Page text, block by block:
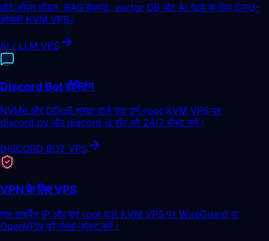
छोटे ओपन मॉडल, RAG बैकएंड, vector DB और AI गेटवे के लिए CPU-
ओनली KVM VPS।
AI / LLM VPS
Discord Bot होस्टिंग
NVMe और DDoS सुरक्षा वाले एक पूर्ण-root KVM VPS पर
discord.py और discord.js बॉट को 24/7 होस्ट करें।
DISCORD BOT VPS
VPN के लिए VPS
एक समर्पित IP और पूर्ण root वाले KVM VPS पर WireGuard या
OpenVPN को सेल्फ-होस्ट करें।